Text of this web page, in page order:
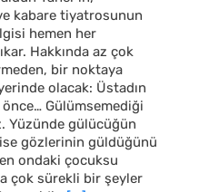
kabare tiyatrosunun
hemen her
Hakkında az çok
bir noktaya
olacak: Üstadın
Gülümsemediği
Yüzünde gülücüğün
gözlerinin güldüğünü
ondaki çocuksu
çok sürekli bir şeyler